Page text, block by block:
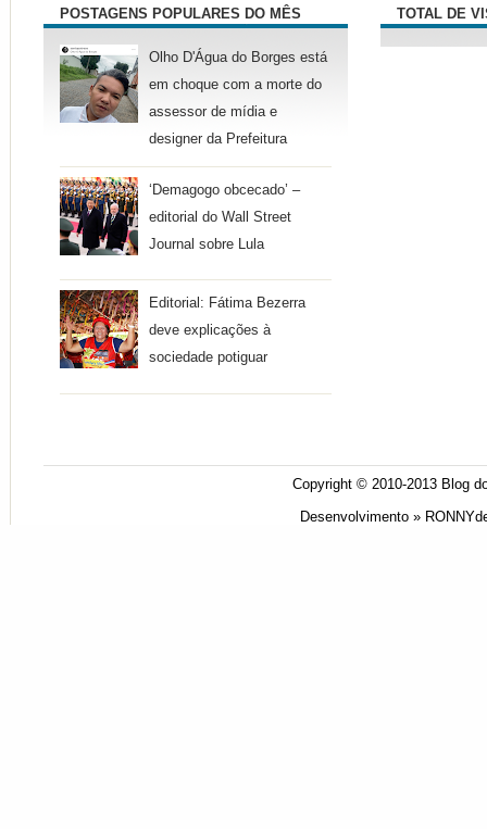
POSTAGENS POPULARES DO MÊS
Olho D'Água do Borges está
em choque com a morte do
assessor de mídia e
designer da Prefeitura
‘Demagogo obcecado’ –
editorial do Wall Street
Journal sobre Lula
Editorial: Fátima Bezerra
deve explicações à
sociedade potiguar
TOTAL DE
Copyright © 2010-2013 Blog
Desenvolvimento »